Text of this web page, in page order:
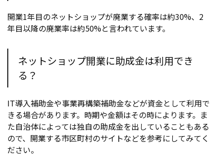
開業1年目のネットショップが廃業する確率は約30%、2
年目以降の廃業率は約50%と言われています。
ネットショップ開業に助成金は利用でき
る？
IT導入補助金や事業再構築補助金などが資金として利用で
きる場合があります。時期や金額はその時によります。ま
た自治体によっては独自の助成金を出していることもある
ので、開業する市区町村のサイトなどを参考にしてみてく
ださい。